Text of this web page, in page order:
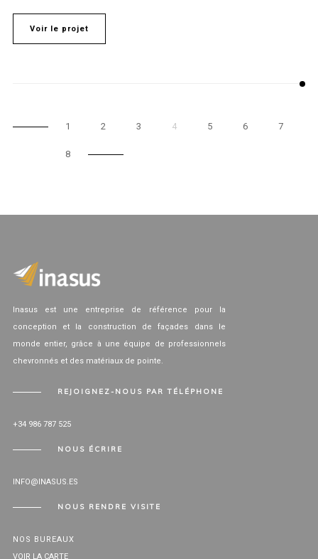
Voir le projet
1 2 3 4 5 6 7
8
Inasus est une entreprise de référence pour la
conception et la construction de façades dans le
monde entier, grâce à une équipe de professionnels
chevronnés et des matériaux de pointe.
REJOIGNEZ-NOUS PAR TÉLÉPHONE
+34 986 787 525
NOUS ÉCRIRE
INFO@INASUS.ES
NOUS RENDRE VISITE
NOS BUREAUX
VOIR LA CARTE